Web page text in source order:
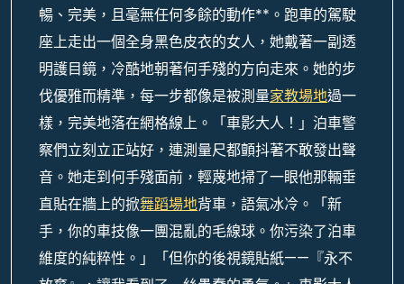
暢、完美，且毫無任何多餘的動作**。跑車的駕駛
座上走出一個全身黑色皮衣的女人，她戴著一副透
明護目鏡，冷酷地朝著何手殘的方向走來。她的步
伐優雅而精準，每一步都像是被測量家教場地過一
樣，完美地落在網格線上。「車影大人！」泊車警
察們立刻立正站好，連測量尺都顫抖著不敢發出聲
音。她走到何手殘面前，輕蔑地掃了一眼他那輛垂
直貼在牆上的掀舞蹈場地背車，語氣冰冷。「新
手，你的車技像一團混亂的毛線球。你污染了泊車
維度的純粹性。」「但你的後視鏡貼紙——『永不